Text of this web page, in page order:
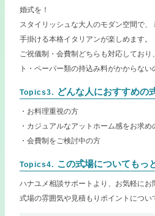
婚式を！
スタイリッシュな大人のモダン空間で
手掛ける本格イタリアンが楽しめます。
ご祝儀制・会費制どちらも対応してお
ト・ペーパー類の持込み料がかからない
Topics3. どんな人におすすめの
・お料理重視の方
・カジュアルなアットホーム感をお求め
・会費制をご検討中の方
Topics4. この式場についてもっ
ハナユメ相談サポートより、お気軽にお
式場の雰囲気や見積もりポイントについ